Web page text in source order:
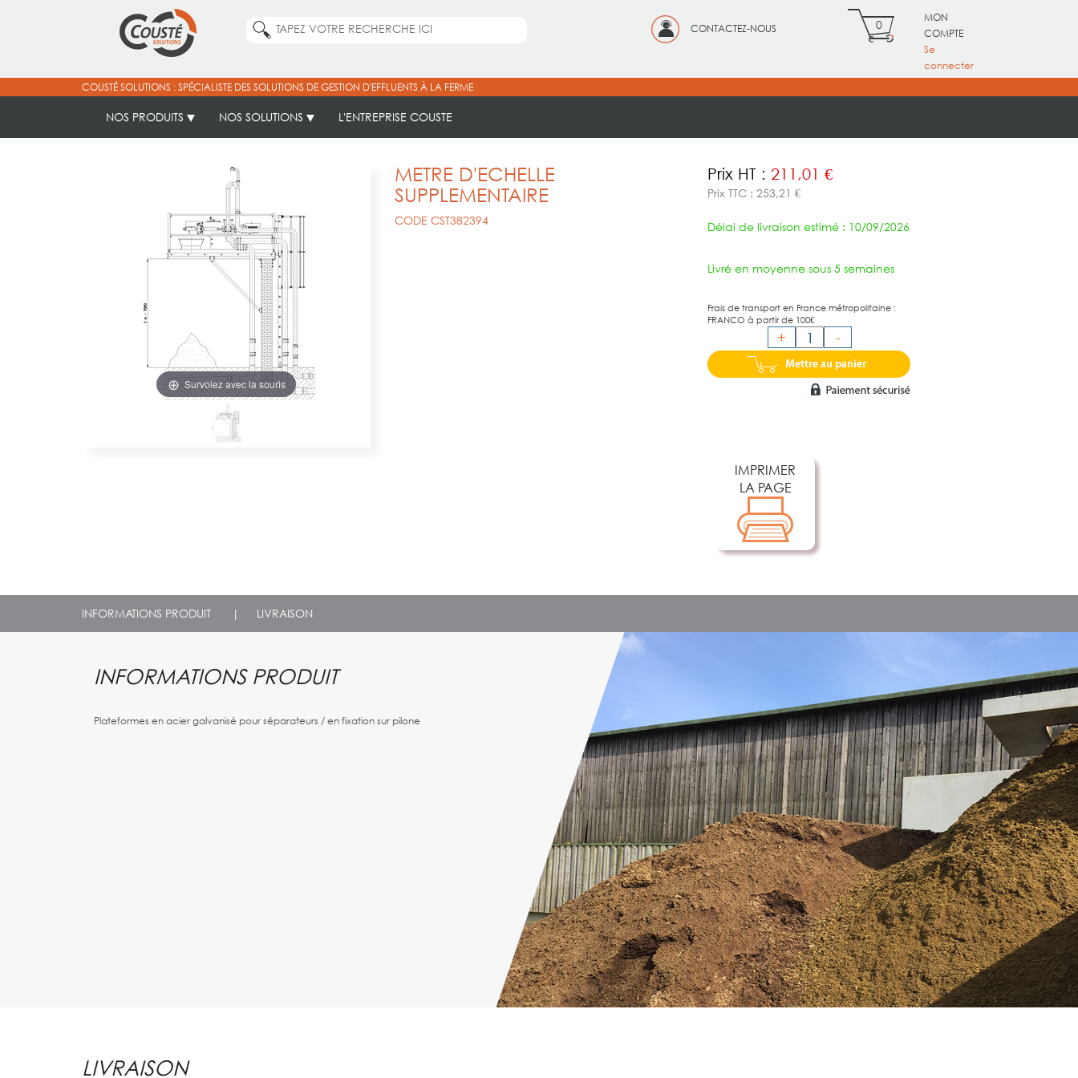
CONTACTEZ-NOUS 0
MON
COMPTE
Se
connecter
COUSTÉ SOLUTIONS : SPÉCIALISTE DES SOLUTIONS DE GESTION D'EFFLUENTS À LA FERME
NOS PRODUITS NOS SOLUTIONS L'ENTREPRISE COUSTE
Survolez avec la souris
METRE D'ECHELLE
SUPPLEMENTAIRE
CODE CST382394
Prix HT : 211,01 €
Prix TTC : 253,21 €
Délai de livraison estimé : 10/09/2026
Livré en moyenne sous 5 semaines
Frais de transport en France métropolitaine :
FRANCO à partir de 100€
+ -
IMPRIMER
LA PAGE
INFORMATIONS PRODUIT | LIVRAISON
INFORMATIONS PRODUIT
Plateformes en acier galvanisé pour séparateurs / en fixation sur pilone
LIVRAISON